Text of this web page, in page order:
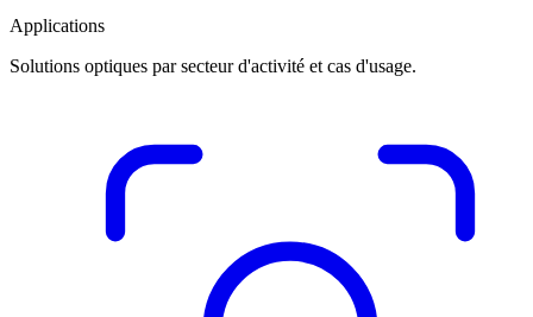
Applications
Solutions optiques par secteur d'activité et cas d'usage.